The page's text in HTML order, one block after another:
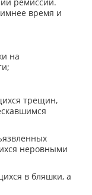
время и
на
трещин,
неровными
в бляшки, а